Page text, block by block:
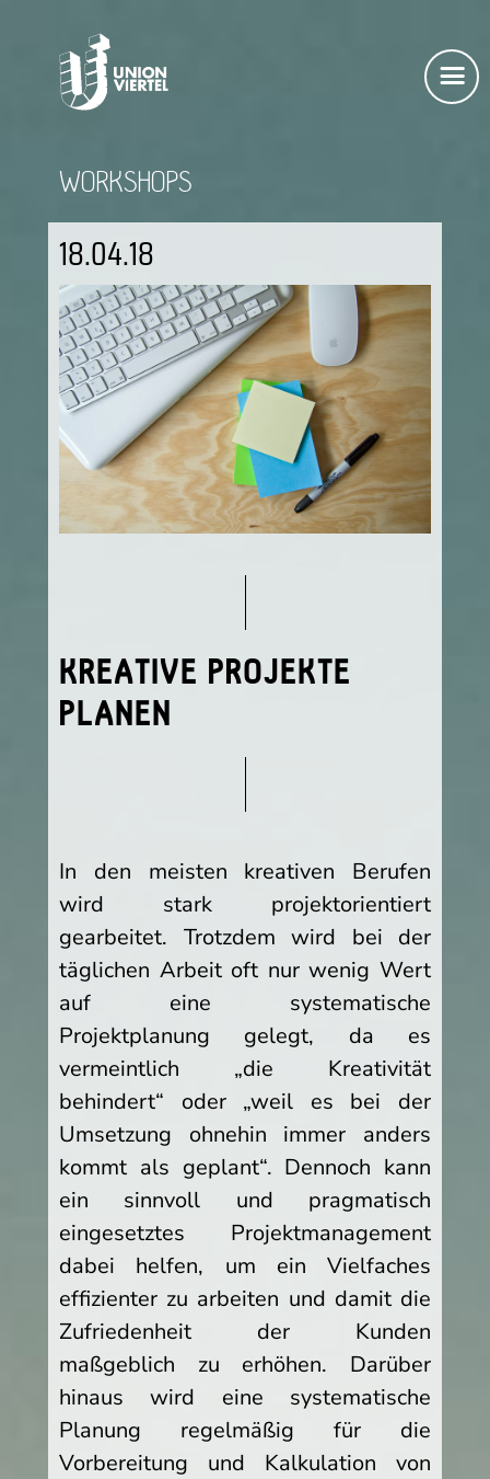
WORKSHOPS
18.04.18
KREATIVE PROJEKTE
PLANEN
In den meisten kreativen Berufen
wird stark projektorientiert
gearbeitet. Trotzdem wird bei der
täglichen Arbeit oft nur wenig Wert
auf eine systematische
Projektplanung gelegt, da es
vermeintlich „die Kreativität
behindert“ oder „weil es bei der
Umsetzung ohnehin immer anders
kommt als geplant“. Dennoch kann
ein sinnvoll und pragmatisch
eingesetztes Projektmanagement
dabei helfen, um ein Vielfaches
effizienter zu arbeiten und damit die
Zufriedenheit der Kunden
maßgeblich zu erhöhen. Darüber
hinaus wird eine systematische
Planung regelmäßig für die
Vorbereitung und Kalkulation von